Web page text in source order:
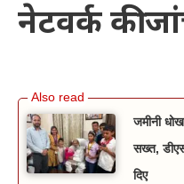
नेटवर्क की
जमीनी
सख्त,
दिए